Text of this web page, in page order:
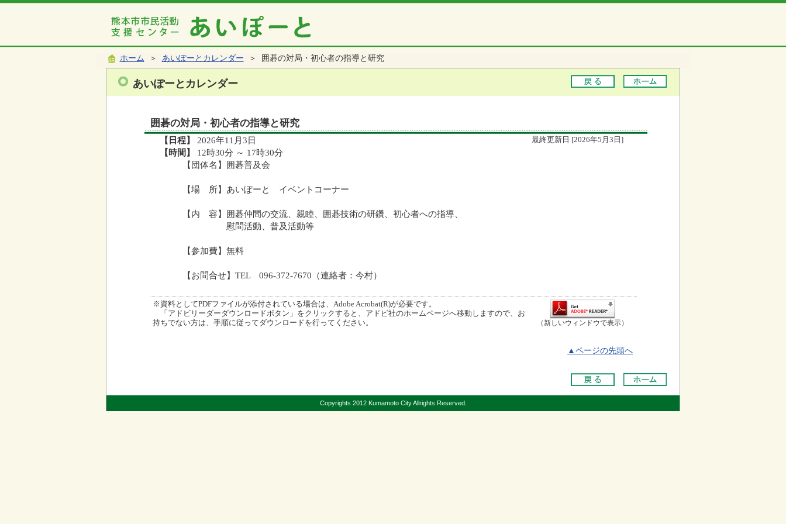
ホーム ＞ あいぽーとカレンダー ＞ 囲碁の対局・初心者の指導と研究
あいぽーとカレンダー
囲碁の対局・初心者の指導と研究
【日程】 2026年11月3日 最終更新日 [2026年5月3日]
【時間】
12時30分 ～ 17時30分
【団体名】囲碁普及会
【場 所】あいぽーと イベントコーナー
【内 容】囲碁仲間の交流、親睦、囲碁技術の研鑽、初心者への指導、
慰問活動、普及活動等
【参加費】無料
【お問合せ】TEL 096-372-7670（連絡者：今村）
※資料としてPDFファイルが添付されている場合は、Adobe Acrobat(R)が必要です。
「アドビリーダーダウンロードボタン」をクリックすると、アドビ社のホームページへ移動しますので、お
持ちでない方は、手順に従ってダウンロードを行ってください。
（新しいウィンドウで表示）
▲ページの先頭へ
Copyrights 2012 Kumamoto City Allrights Reserved.